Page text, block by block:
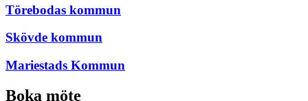
Törebodas kommun
Skövde kommun
Mariestads Kommun
Boka möte